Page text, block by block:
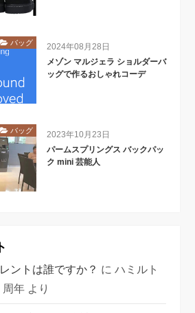
バッグ
2024年08月28日
メゾン マルジェラ ショルダーバ
ッグで作るおしゃれコーデ
バッグ
2023年10月23日
パームスプリングス バックパッ
ク mini 芸能人
ントは誰ですか？ にハミルト
周年 より